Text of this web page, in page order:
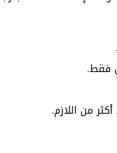
فقط.
من اللازم.